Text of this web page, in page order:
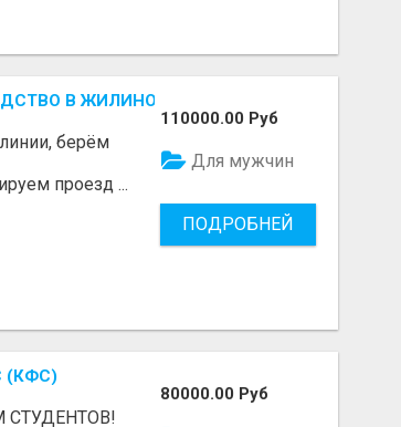
В ЖИЛИНО-2 (ЛЮБЕРЦЫ), ФАБРИКА
берём
проезд ...
110000.00 Руб
Для мужчин
ПОДРОБНЕЙ
(КФС)
СТУДЕНТОВ!
80000.00 Руб